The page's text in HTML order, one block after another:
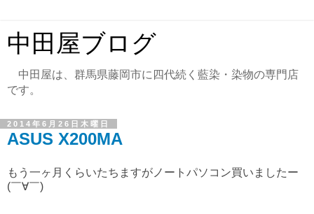
中田屋ブログ
中田屋は、群馬県藤岡市に四代続く藍染・染物の専門店
です。
2014年6月26日木曜日
ASUS X200MA
もう一ヶ月くらいたちますがノートパソコン買いましたー
(￣∀￣)